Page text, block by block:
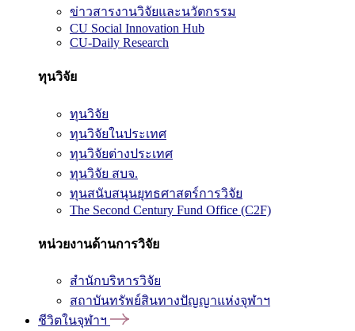
ข่าวสารงานวิจัยและนวัตกรรม
CU Social Innovation Hub
CU-Daily Research
ทุนวิจัย
ทุนวิจัย
ทุนวิจัยในประเทศ
ทุนวิจัยต่างประเทศ
ทุนวิจัย สบจ.
ทุนสนับสนุนยุทธศาสตร์การวิจัย
The Second Century Fund Office (C2F)
หน่วยงานด้านการวิจัย
สำนักบริหารวิจัย
สถาบันทรัพย์สินทางปัญญาแห่งจุฬาฯ
ชีวิตในจุฬาฯ